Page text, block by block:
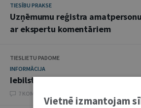
TIESĪBU PRAKSE
Uzņēmumu reģistra
ar ekspertu komentāriem
TIESLIETU PADOME
INFORMĀCIJA
Iebilst pret tiesu sistēmas
7 KOMENTĀRI
Vietnē izmantojam